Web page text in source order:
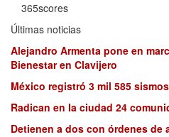
365scores
Últimas noticias
Alejandro Armenta pone en
Bienestar en Clavijero
México registró 3 mil 585
Radican en la ciudad 24
Detienen a dos con órdenes de